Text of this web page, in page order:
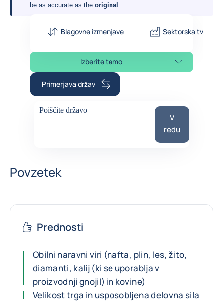
be as accurate as the original .
Blagovne izmenjave Sektorska
Izberite temo
Izberite poglavje strani
Primerjava držav
Poiščite državo
Poiščite državo
V
redu
Povzetek
Prednosti
Obilni naravni viri (nafta, plin, les, žito,
diamanti, kalij (ki se uporablja v
proizvodnji gnojil) in kovine)
Velikost trga in usposobljena delovna sila